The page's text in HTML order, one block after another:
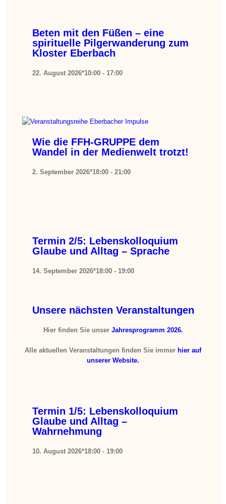
Beten mit den Füßen – eine
spirituelle Pilgerwanderung zum
Kloster Eberbach
22. August 2026*10:00 - 17:00
Wie die FFH-GRUPPE dem
Wandel in der Medienwelt trotzt!
2. September 2026*18:00 -21:00
Termin 2/5: Lebenskolloquium
Glaube und Alltag – Sprache
14. September 2026*18:00 -19:00
Unsere nächsten Veranstaltungen
Hier finden Sie unser Jahresprogramm 2026.
Alle aktuellen Veranstaltungen finden Sie immer hier auf
unserer Website.
Termin 1/5: Lebenskolloquium
Glaube und Alltag –
Wahrnehmung
10. August 2026*18:00 - 19:00